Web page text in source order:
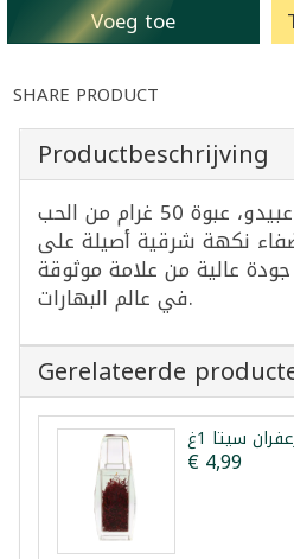
Voeg toe
SHARE PRODUCT
Productbeschrijving
بهار المحلب من عبيدو، عبوة 50 غرام من الحب
نكهة شرقية أصيلة على
جودة عالية من علامة موثوقة
في عالم البهارات.
Gerelateerde
سيتا 1غ
€ 4,99